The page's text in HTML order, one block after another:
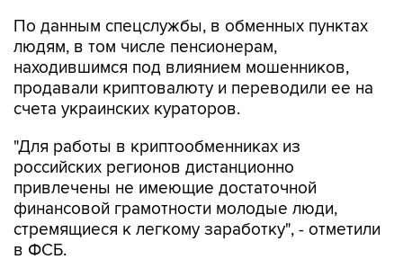
По данным спецслужбы, в обменных пунктах
людям, в том числе пенсионерам,
находившимся под влиянием мошенников,
продавали криптовалюту и переводили ее на
счета украинских кураторов.
"Для работы в криптообменниках из
российских регионов дистанционно
привлечены не имеющие достаточной
финансовой грамотности молодые люди,
стремящиеся к легкому заработку", - отметили
в ФСБ.